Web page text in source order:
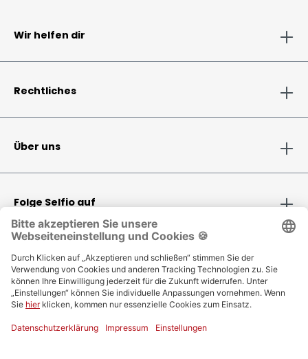
Wir helfen dir
Rechtliches
Über uns
Folge Selfio auf
Zahlungsmethoden